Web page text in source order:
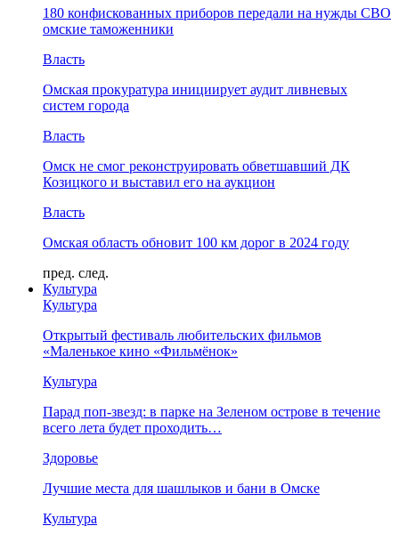
180 конфискованных приборов передали на нужды СВО
омские таможенники
Власть
Омская прокуратура инициирует аудит ливневых
систем города
Власть
Омск не смог реконструировать обветшавший ДК
Козицкого и выставил его на аукцион
Власть
Омская область обновит 100 км дорог в 2024 году
пред. след.
Культура
Культура
Открытый фестиваль любительских фильмов
«Маленькое кино «Фильмёнок»
Культура
Парад поп-звезд: в парке на Зеленом острове в течение
всего лета будет проходить…
Здоровье
Лучшие места для шашлыков и бани в Омске
Культура